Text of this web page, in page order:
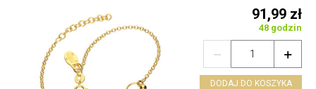
91,99 zł
48 godzin


DODAJ DO KOSZYKA